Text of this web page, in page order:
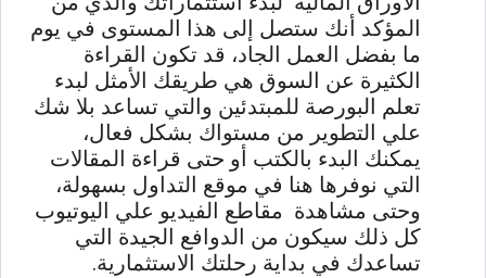
المؤكد أنك ستصل إلى هذا المستوى في يوم
ما بفضل العمل الجاد، قد تكون القراءة
الكثيرة عن السوق هي طريقك الأمثل لبدء
تعلم البورصة للمبتدئين والتي تساعد بلا شك
علي التطوير من مستواك بشكل فعال،
يمكنك البدء بالكتب أو حتى قراءة المقالات
التي نوفرها هنا في موقع التداول بسهولة،
وحتى مشاهدة مقاطع الفيديو علي اليوتيوب
كل ذلك سيكون من الدوافع الجيدة التي
تساعدك في بداية رحلتك الاستثمارية.